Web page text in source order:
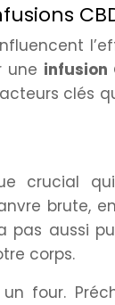
une infusion
clés
crucial
brute,
pas aussi
corps.
un four.